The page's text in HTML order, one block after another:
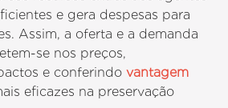
e gera despesas para
Assim, a oferta e a demanda
se nos preços,
e conferindovantagem
eficazes na preservação